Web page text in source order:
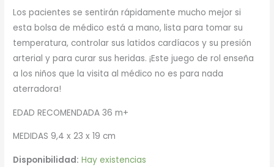
Los pacientes se sentirán rápidamente mucho mejor si
esta bolsa de médico está a mano, lista para tomar su
temperatura, controlar sus latidos cardíacos y su presión
arterial y para curar sus heridas. ¡Este juego de rol enseña
a los niños que la visita al médico no es para nada
aterradora!
EDAD RECOMENDADA 36 m+
MEDIDAS 9,4 x 23 x 19 cm
Disponibilidad: Hay existencias